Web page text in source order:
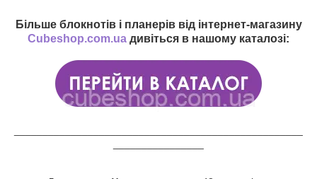
Більше блокнотів і планерів від інтернет-магазину
Cubeshop.com.ua дивіться в нашому каталозі: